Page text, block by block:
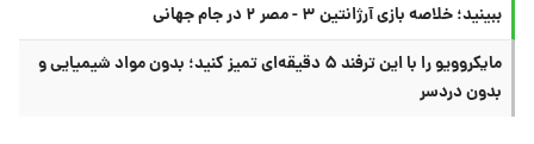
ببینید؛ خلاصه بازی آرژانتین ۳ - مصر ۲ در جام جهانی
مایکروویو را با این ترفند ۵ دقیقه‌ای تمیز کنید؛ بدون مواد شیمیایی و
بدون دردسر